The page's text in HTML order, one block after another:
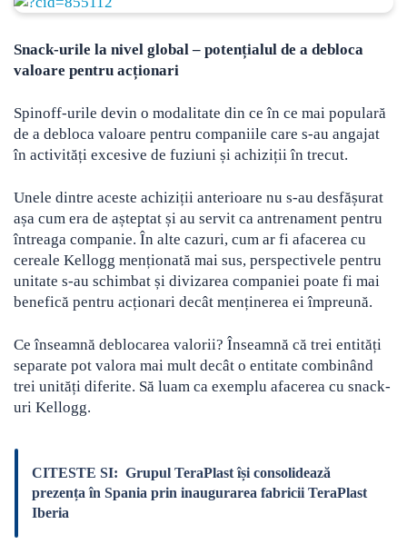
Snack-urile la nivel global – potențialul de a debloca
valoare pentru acționari
Spinoff-urile devin o modalitate din ce în ce mai populară
de a debloca valoare pentru companiile care s-au angajat
în activități excesive de fuziuni și achiziții în trecut.
Unele dintre aceste achiziții anterioare nu s-au desfășurat
așa cum era de așteptat și au servit ca antrenament pentru
întreaga companie. În alte cazuri, cum ar fi afacerea cu
cereale Kellogg menționată mai sus, perspectivele pentru
unitate s-au schimbat și divizarea companiei poate fi mai
benefică pentru acționari decât menținerea ei împreună.
Ce înseamnă deblocarea valorii? Înseamnă că trei entități
separate pot valora mai mult decât o entitate combinând
trei unități diferite. Să luam ca exemplu afacerea cu snack-
uri Kellogg.
CITESTE SI: Grupul TeraPlast își consolidează
prezența în Spania prin inaugurarea fabricii TeraPlast
Iberia